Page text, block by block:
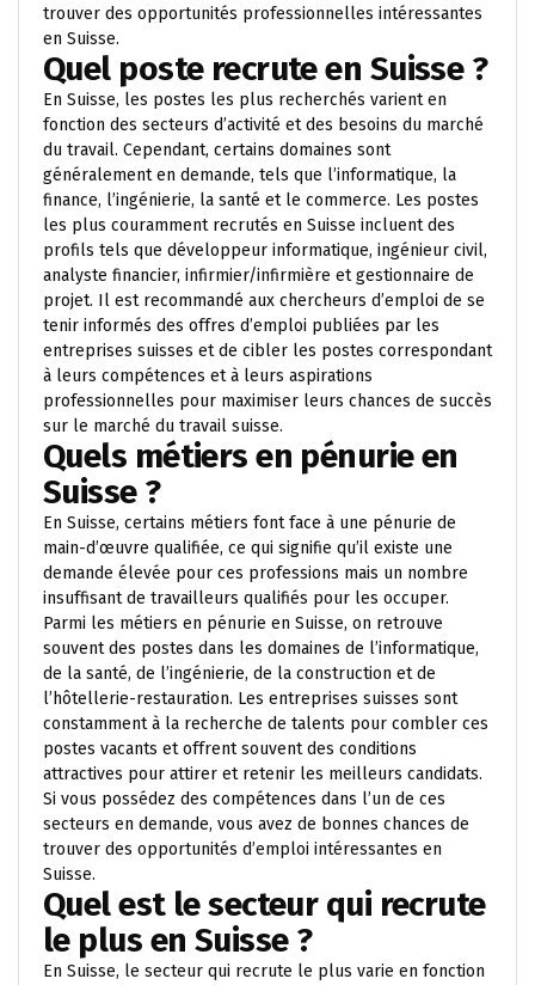
trouver des opportunités professionnelles intéressantes
en Suisse.
Quel poste recrute en Suisse ?
En Suisse, les postes les plus recherchés varient en
fonction des secteurs d’activité et des besoins du marché
du travail. Cependant, certains domaines sont
généralement en demande, tels que l’informatique, la
finance, l’ingénierie, la santé et le commerce. Les postes
les plus couramment recrutés en Suisse incluent des
profils tels que développeur informatique, ingénieur civil,
analyste financier, infirmier/infirmière et gestionnaire de
projet. Il est recommandé aux chercheurs d’emploi de se
tenir informés des offres d’emploi publiées par les
entreprises suisses et de cibler les postes correspondant
à leurs compétences et à leurs aspirations
professionnelles pour maximiser leurs chances de succès
sur le marché du travail suisse.
Quels métiers en pénurie en
Suisse ?
En Suisse, certains métiers font face à une pénurie de
main-d’œuvre qualifiée, ce qui signifie qu’il existe une
demande élevée pour ces professions mais un nombre
insuffisant de travailleurs qualifiés pour les occuper.
Parmi les métiers en pénurie en Suisse, on retrouve
souvent des postes dans les domaines de l’informatique,
de la santé, de l’ingénierie, de la construction et de
l’hôtellerie-restauration. Les entreprises suisses sont
constamment à la recherche de talents pour combler ces
postes vacants et offrent souvent des conditions
attractives pour attirer et retenir les meilleurs candidats.
Si vous possédez des compétences dans l’un de ces
secteurs en demande, vous avez de bonnes chances de
trouver des opportunités d’emploi intéressantes en
Suisse.
Quel est le secteur qui recrute
le plus en Suisse ?
En Suisse, le secteur qui recrute le plus varie en fonction